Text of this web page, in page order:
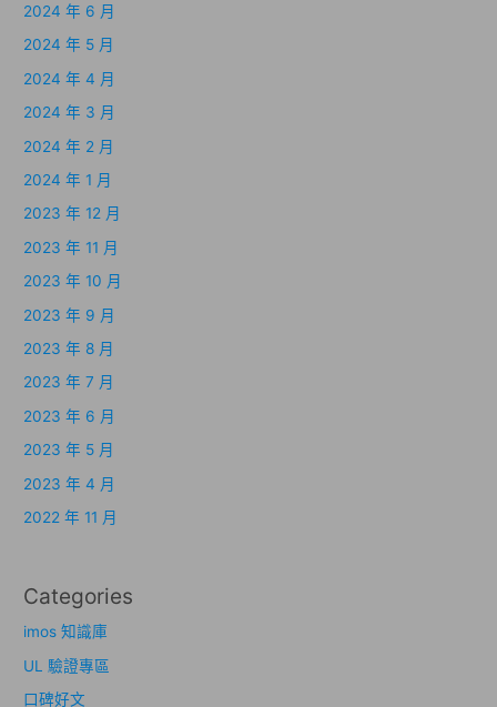
2024 年 6 月
2024 年 5 月
2024 年 4 月
2024 年 3 月
2024 年 2 月
2024 年 1 月
2023 年 12 月
2023 年 11 月
2023 年 10 月
2023 年 9 月
2023 年 8 月
2023 年 7 月
2023 年 6 月
2023 年 5 月
2023 年 4 月
2022 年 11 月
Categories
imos 知識庫
UL 驗證專區
口碑好文